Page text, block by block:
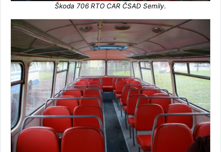
Škoda 706 RTO CAR ČSAD Semily.